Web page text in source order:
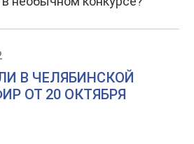
В ЧЕЛЯБИНСКОЙ
ОТ 20 ОКТЯБРЯ